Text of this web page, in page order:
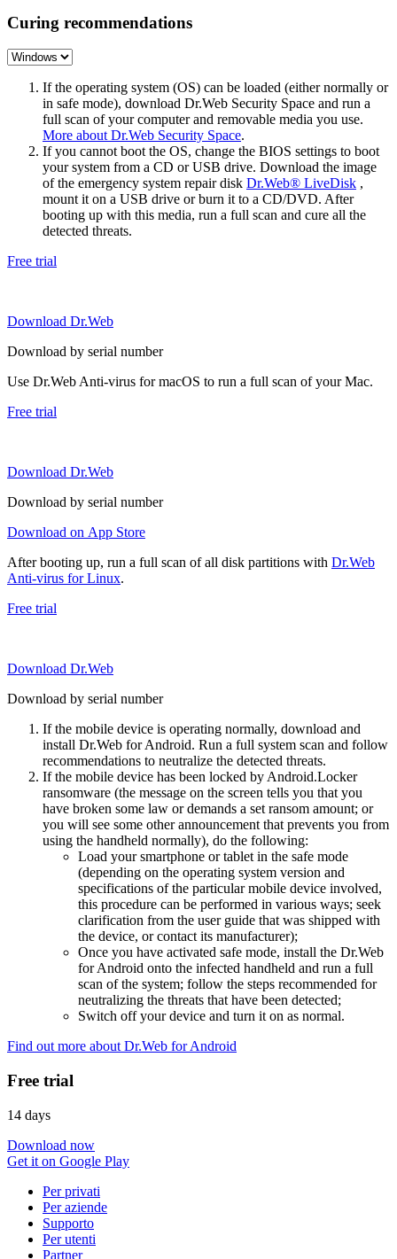
Curing recommendations
If the operating system (OS) can be loaded (either normally or
in safe mode), download Dr.Web Security Space and run a
full scan of your computer and removable media you use.
More about Dr.Web Security Space.
If you cannot boot the OS, change the BIOS settings to boot
your system from a CD or USB drive. Download the image
of the emergency system repair disk Dr.Web® LiveDisk ,
mount it on a USB drive or burn it to a CD/DVD. After
booting up with this media, run a full scan and cure all the
detected threats.
Free trial
Download Dr.Web
Download by serial number
Use Dr.Web Anti-virus for macOS to run a full scan of your Mac.
Free trial
Download Dr.Web
Download by serial number
Download on App Store
After booting up, run a full scan of all disk partitions with Dr.Web
Anti-virus for Linux.
Free trial
Download Dr.Web
Download by serial number
If the mobile device is operating normally, download and
install Dr.Web for Android. Run a full system scan and follow
recommendations to neutralize the detected threats.
If the mobile device has been locked by Android.Locker
ransomware (the message on the screen tells you that you
have broken some law or demands a set ransom amount; or
you will see some other announcement that prevents you from
using the handheld normally), do the following:
Load your smartphone or tablet in the safe mode
(depending on the operating system version and
specifications of the particular mobile device involved,
this procedure can be performed in various ways; seek
clarification from the user guide that was shipped with
the device, or contact its manufacturer);
Once you have activated safe mode, install the Dr.Web
for Android onto the infected handheld and run a full
scan of the system; follow the steps recommended for
neutralizing the threats that have been detected;
Switch off your device and turn it on as normal.
Find out more about Dr.Web for Android
Free trial
14 days
Download now
Get it on Google Play
Per privati
Per aziende
Supporto
Per utenti
Partner